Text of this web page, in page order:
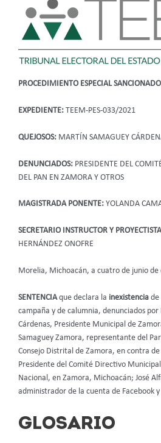
PROCEDIMIENTO ESPECIAL
EXPEDIENTE: TEEM-PES-033/2021
QUEJOSOS: MARTÍN SAMAGUEY
DENUNCIADOS: PRESIDENTE DEL
DEL PAN EN ZAMORA Y OTROS
MAGISTRADA PONENTE: YOLANDA
SECRETARIO INSTRUCTOR Y
HERNÁNDEZ ONOFRE
Morelia, Michoacán, a cuatro de junio de
SENTENCIAque declara la inexistencia de
campaña y de calumnia, denunciados
Cárdenas, Presidente Municipal de
Samaguey Zamora, representante del
Consejo Distrital de Zamora, en contra de
Presidente del Comité Directivo
Nacional, en Zamora, Michoacán; José
administrador de la cuenta de Facebook
GLOSARIO